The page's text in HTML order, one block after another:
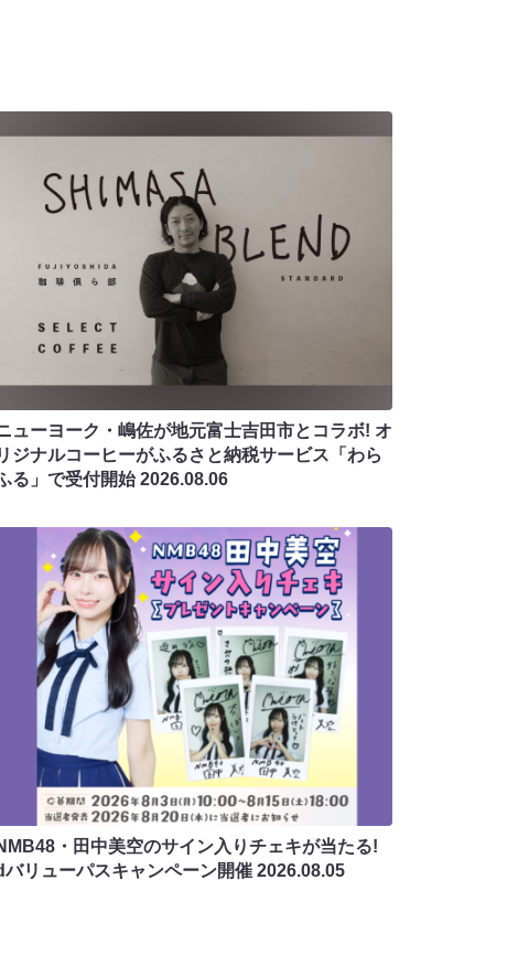
ューヨーク・嶋佐が地元富士吉田市とコラボ! オ
ジナルコーヒーがふるさと納税サービス「わら
る」で受付開始2026.08.06
・田中美空のサイン入りチェキが当たる!
バリューパスキャンペーン開催 2026.08.05